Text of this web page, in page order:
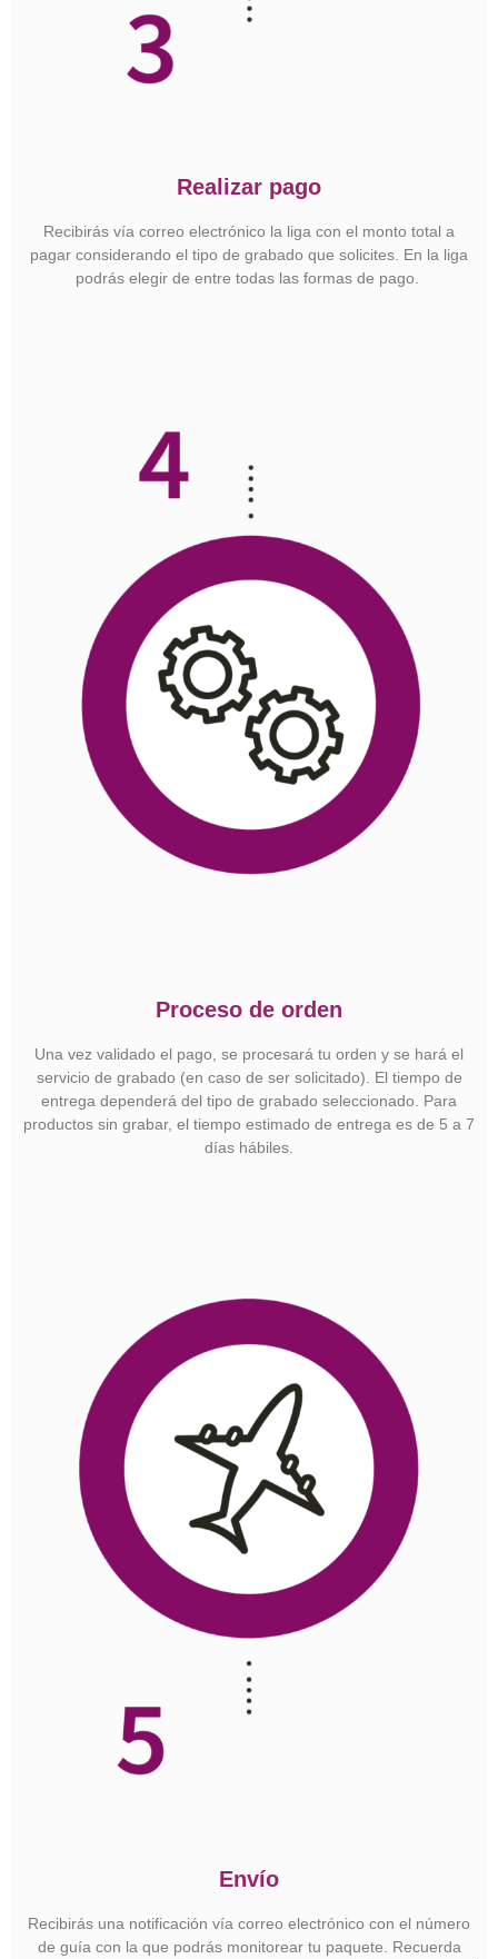
Realizar pago
Recibirás vía correo electrónico la liga con el monto total a
pagar considerando el tipo de grabado que solicites. En la liga
podrás elegir de entre todas las formas de pago.
Proceso de orden
Una vez validado el pago, se procesará tu orden y se hará el
servicio de grabado (en caso de ser solicitado). El tiempo de
entrega dependerá del tipo de grabado seleccionado. Para
productos sin grabar, el tiempo estimado de entrega es de 5 a 7
días hábiles.
Envío
Recibirás una notificación vía correo electrónico con el número
de guía con la que podrás monitorear tu paquete. Recuerda